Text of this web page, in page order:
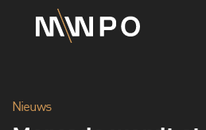
Nieuws